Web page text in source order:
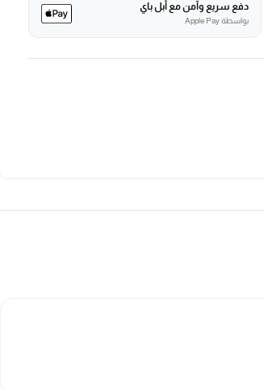
دفع سريع وآمن مع أبل باي
بواسطة Apple Pay